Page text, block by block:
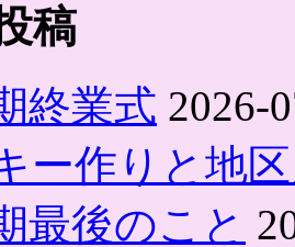
稿
終業式 2026-
ー作りと地
最後のこと